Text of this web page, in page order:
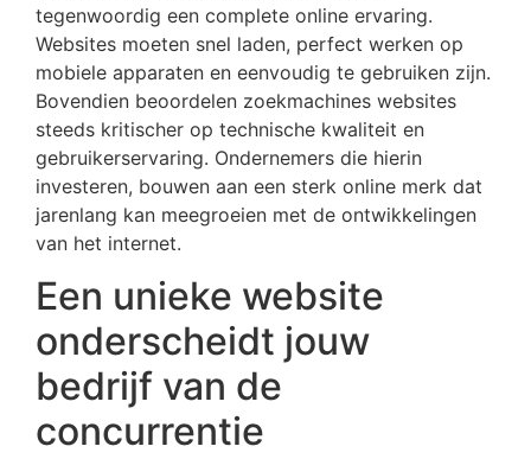
tegenwoordig een complete online ervaring.
Websites moeten snel laden, perfect werken op
mobiele apparaten en eenvoudig te gebruiken zijn.
Bovendien beoordelen zoekmachines websites
steeds kritischer op technische kwaliteit en
gebruikerservaring. Ondernemers die hierin
investeren, bouwen aan een sterk online merk dat
jarenlang kan meegroeien met de ontwikkelingen
van het internet.
Een unieke website
onderscheidt jouw
bedrijf van de
concurrentie